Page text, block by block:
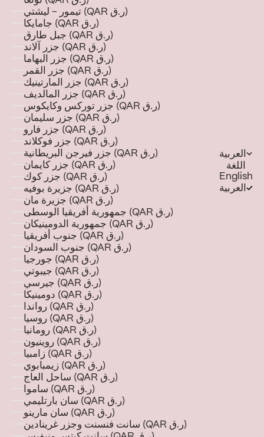
تيمور - ليشتي (QAR ر.ق)
جامايكا (QAR ر.ق)
جبل طارق (QAR ر.ق)
جزر آلاند (QAR ر.ق)
جزر البهاما (QAR ر.ق)
جزر القمر (QAR ر.ق)
جزر المارتينيك (QAR ر.ق)
جزر المالديف (QAR ر.ق)
جزر توركس وكايكوس (QAR ر.ق)
جزر سليمان (QAR ر.ق)
جزر فارو (QAR ر.ق)
جزر فوكلاند (QAR ر.ق)
جزر فيرجن البريطانية (QAR ر.ق)
جزر كايمان (QAR ر.ق)
جزر كوك (QAR ر.ق)
جزيرة بوفيه (QAR ر.ق)
جزيرة مان (QAR ر.ق)
جمهورية أفريقيا الوسطى (QAR ر.ق)
جمهورية الدومينيكان (QAR ر.ق)
جنوب أفريقيا (QAR ر.ق)
جنوب السودان (QAR ر.ق)
جورجيا (QAR ر.ق)
جيبوتي (QAR ر.ق)
جيرسي (QAR ر.ق)
دومينيكا (QAR ر.ق)
رواندا (QAR ر.ق)
روسيا (QAR ر.ق)
رومانيا (QAR ر.ق)
روينيون (QAR ر.ق)
زامبيا (QAR ر.ق)
زيمبابوي (QAR ر.ق)
ساحل العاج (QAR ر.ق)
ساموا (QAR ر.ق)
سان بارتليمي (QAR ر.ق)
سان مارينو (QAR ر.ق)
سانت فنسنت وجزر غرينادين (QAR ر.ق)
العربية
اللغة
English
العربية